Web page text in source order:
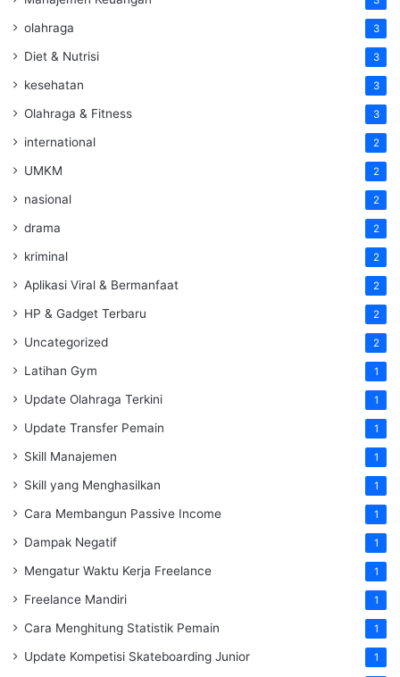
olahraga 3
Diet & Nutrisi 3
kesehatan 3
Olahraga & Fitness 3
international 2
UMKM 2
nasional 2
drama 2
kriminal 2
Aplikasi Viral & Bermanfaat 2
HP & Gadget Terbaru 2
Uncategorized 2
Latihan Gym 1
Update Olahraga Terkini 1
Update Transfer Pemain 1
Skill Manajemen 1
Skill yang Menghasilkan 1
Cara Membangun Passive Income 1
Dampak Negatif 1
Mengatur Waktu Kerja Freelance 1
Freelance Mandiri 1
Cara Menghitung Statistik Pemain 1
Update Kompetisi Skateboarding Junior 1